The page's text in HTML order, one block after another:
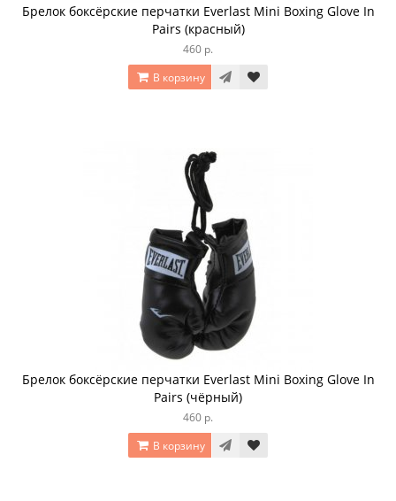
Брелок боксёрские перчатки Everlast Mini Boxing Glove In
Pairs (красный)
460 р.
В корзину
Брелок боксёрские перчатки Everlast Mini Boxing Glove In
Pairs (чёрный)
460 р.
В корзину